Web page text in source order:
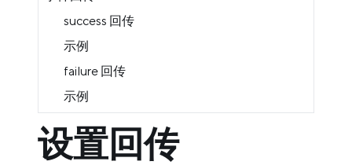
success 回传
示例
failure 回传
示例
设置回传